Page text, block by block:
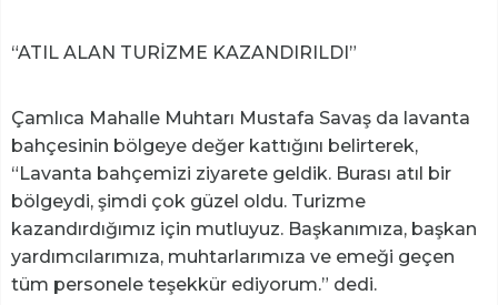
“ATIL ALAN TURİZME KAZANDIRILDI”
Çamlıca Mahalle Muhtarı Mustafa Savaş da lavanta
bahçesinin bölgeye değer kattığını belirterek,
“Lavanta bahçemizi ziyarete geldik. Burası atıl bir
bölgeydi, şimdi çok güzel oldu. Turizme
kazandırdığımız için mutluyuz. Başkanımıza, başkan
yardımcılarımıza, muhtarlarımıza ve emeği geçen
tüm personele teşekkür ediyorum.” dedi.